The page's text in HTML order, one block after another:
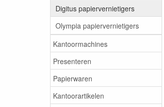
Digitus papiervernietigers
Olympia papiervernietigers
Kantoormachines
Presenteren
Papierwaren
Kantoorartikelen